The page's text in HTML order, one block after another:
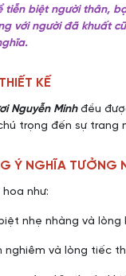
tiễn biệt người thân,
với người đã khuất
KẾ
Nguyễn Minhđều
trọng đến sự trang
Ý NGHĨA TƯỞNG
như:
nhẹ nhàng và lòng
và lòng tiếc